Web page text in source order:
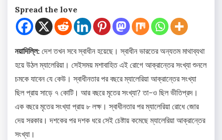
Spread the love
নয়াদিল্লি: দেশ তখন সবে স্বাধীন হয়েছে। স্বাধীন ভারতের অন্যতম মাথাব্যথা
হয়ে উঠল ম্যালেরিয়া। সেইসময় মশাবাহিত এই রোগে আক্রান্তের সংখ্যা শুনলে
চমকে যাবেন যে কেউ। স্বাধীনতার পর বছরে ম্যালেরিয়া আক্রান্তের সংখ্যা
ছিল প্রায় সাড়ে ৭ কোটি। আর বছরে মৃতের সংখ্যা? তা-ও ছিল ভীতিপ্রদ।
এক বছরে মৃতের সংখ্যা প্রায় ৮ লক্ষ। স্বাধীনতার পর ম্যালেরিয়া রোধে জোর
দেয় সরকার। দশকের পর দশক ধরে সেই চেষ্টায় কমেছে ম্যালেরিয়া আক্রান্তের
সংখ্যা।